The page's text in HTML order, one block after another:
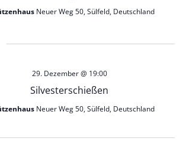
Neuer Weg 50, Sülfeld, Deutschland
Silvesterschießen
29. Dezember @ 19:00
Neuer Weg 50, Sülfeld, Deutschland